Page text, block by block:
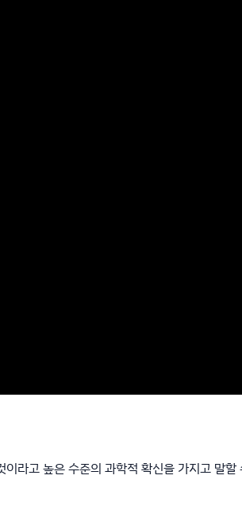
라고 높은 수준의 과학적 확신을 가지고 말